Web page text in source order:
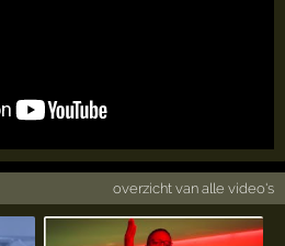
overzicht van alle video's